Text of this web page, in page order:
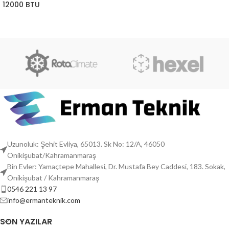
12000 BTU
Uzunoluk: Şehit Evliya, 65013. Sk No: 12/A, 46050
Onikişubat/Kahramanmaraş
Bin Evler: Yamaçtepe Mahallesi, Dr. Mustafa Bey Caddesi, 183. Sokak,
Onikişubat / Kahramanmaraş
0546 221 13 97
info@ermanteknik.com
SON YAZILAR